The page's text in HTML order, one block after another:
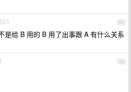
54
是给 B 用的 B 用了出事跟 A 有什么关系
55